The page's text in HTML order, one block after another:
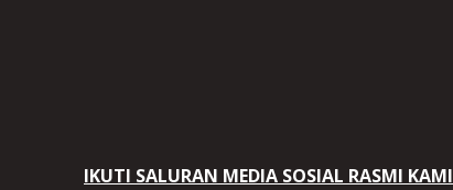
IKUTI SALURAN MEDIA SOSIAL RASMI KAMI